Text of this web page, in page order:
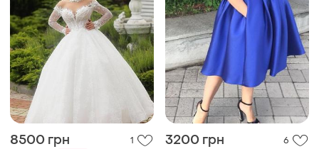
8500 грн 1 3200 грн 6